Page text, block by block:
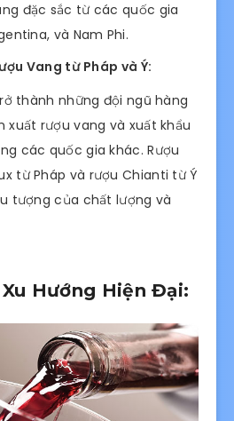
đặc sắc từ các quốc gia
và Nam Phi.
Vang từ Pháp và Ý:
thành những đội ngũ hàng
xuất rượu vang và xuất khẩu
các quốc gia khác. Rượu
từ Pháp và rượu Chianti từ Ý
tượng của chất lượng và
Hướng Hiện Đại: